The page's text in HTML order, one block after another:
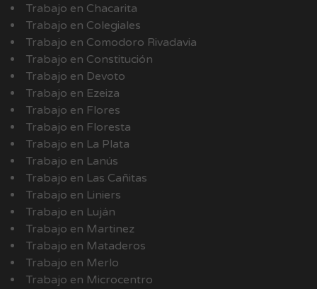
Trabajo en Chacarita
Trabajo en Colegiales
Trabajo en Comodoro Rivadavia
Trabajo en Constitución
Trabajo en Devoto
Trabajo en Ezeiza
Trabajo en Flores
Trabajo en Floresta
Trabajo en La Plata
Trabajo en Lanús
Trabajo en Las Cañitas
Trabajo en Liniers
Trabajo en Luján
Trabajo en Martinez
Trabajo en Mataderos
Trabajo en Merlo
Trabajo en Microcentro